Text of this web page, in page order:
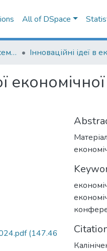
All of DSpace
012. Конференції та семінари НаУКМА
(147.46